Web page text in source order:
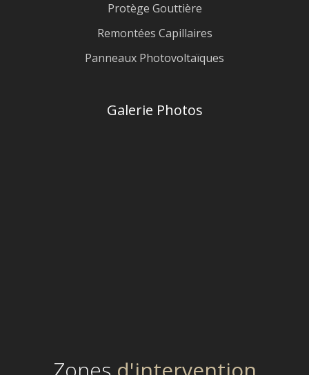
Protège Gouttière
Remontées Capillaires
Panneaux Photovoltaïques
Galerie Photos